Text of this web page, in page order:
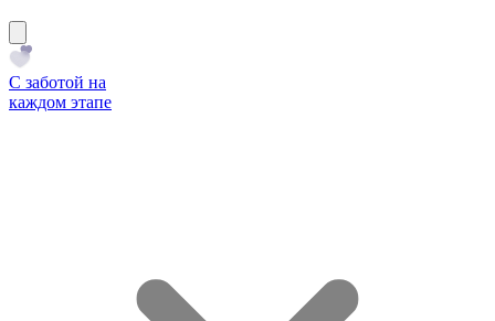
С заботой на
каждом этапе